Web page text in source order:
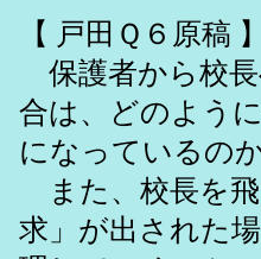
【 戸田Ｑ６原稿 】
保護者から校長
合は、どのよう
になっているの
また、校長を飛
求」が出された